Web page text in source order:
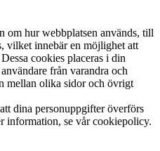
om hur webbplatsen används, till
vilket innebär en möjlighet att
cookies placeras i din
från varandra och
mellan olika sidor och övrigt
dina personuppgifter överförs
information, se vår cookiepolicy.